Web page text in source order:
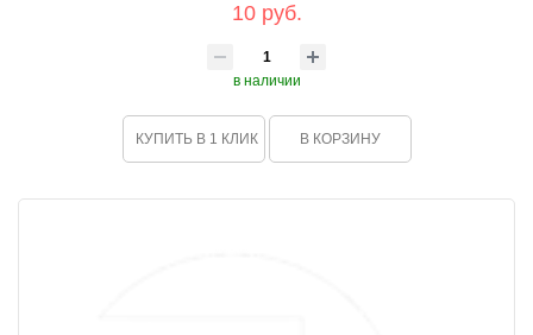
10 руб.
в наличии
КУПИТЬ В 1 КЛИК В КОРЗИНУ